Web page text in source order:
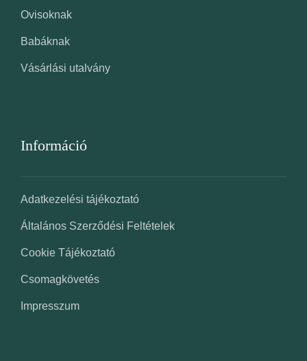
Ovisoknak
Babáknak
Vásárlási utalvány
Információ
Adatkezelési tájékoztató
Általános Szerződési Feltételek
Cookie Tájékoztató
Csomagkövetés
Impresszum